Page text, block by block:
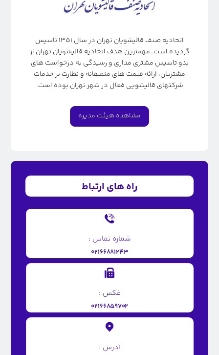
اتحادیه صنف قالیشویان تهران در سال ۱۳۵۱ تاسیس
گردیده است. مهمترین هدف اتحادیه قالیشویان تهران از
بدو تاسیس مشتری مداری و رسیدگی به درخواست های
مشتریان، ارائه قیمت های منصفانه و نظارت بر خدمات
شرکتهای قالیشویی فعال در شهر تهران بوده است.
مشاهده هیئت مدیره
راه های ارتباط
شماره تماس :
۰۲۱۶۶۸۸۱۲۴۳
فکس :
۰۲۱۶۶۸۵۹۷۰۲
آدرس :